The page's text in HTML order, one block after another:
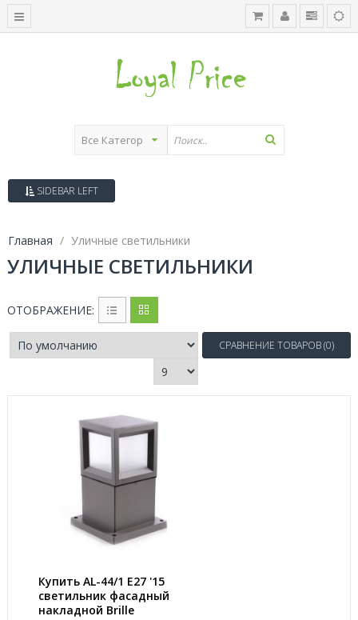
SIDEBAR LEFT
Главная Уличные светильники
УЛИЧНЫЕ СВЕТИЛЬНИКИ
ОТОБРАЖЕНИЕ:
СРАВНЕНИЕ ТОВАРОВ (0)
Купить AL-44/1 E27 '15
светильник фасадный
накладной Brille